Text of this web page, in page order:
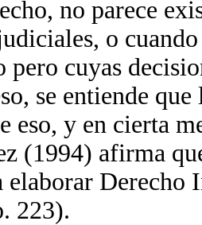
no parece
o
cuyas
se entiende
eso, y en cierta
(1994) afirma
elaborar
223).